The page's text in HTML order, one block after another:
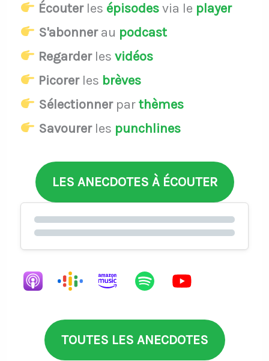
Écouterles épisodesvia le player
S'abonnerau podcast
Regarderles vidéos
Picorerles brèves
Sélectionnerparthèmes
Savourerles punchlines
LES ANECDOTES À ÉCOUTER
TOUTES LES ANECDOTES